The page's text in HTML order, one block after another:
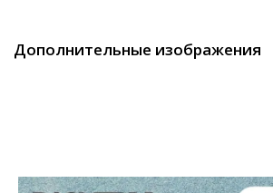
Дополнительные изображения